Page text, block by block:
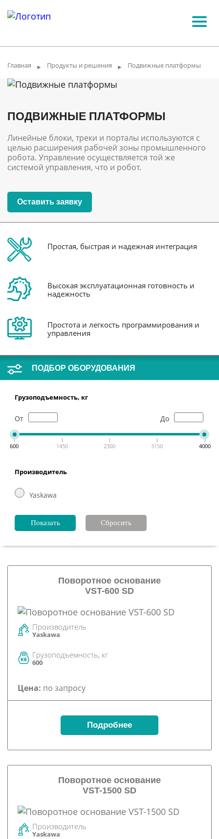
Главная ► Продукты и решения ► Подвижные платформы
ПОДВИЖНЫЕ ПЛАТФОРМЫ
Линейные блоки, треки и порталы используются с
целью расширения рабочей зоны промышленного
робота. Управление осуществляется той же
системой управления, что и робот.
Оставить заявку
Простая, быстрая и надежная интеграция
Высокая эксплуатационная готовность и
надежность
Простота и легкость программирования и
управления
ПОДБОР ОБОРУДОВАНИЯ
Грузоподъемность, кг
От До
600 1450 2300 3150 4000
Производитель
Yaskawa
Поворотное основание
VST-600 SD
Производитель
Yaskawa
Грузоподъемность, кг
600
Цена: по запросу
Подробнее
Поворотное основание
VST-1500 SD
Производитель
Yaskawa